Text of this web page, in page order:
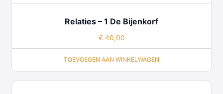
Relaties – 1 De Bijenkorf
€ 40,00
TOEVOEGEN AAN WINKELWAGEN